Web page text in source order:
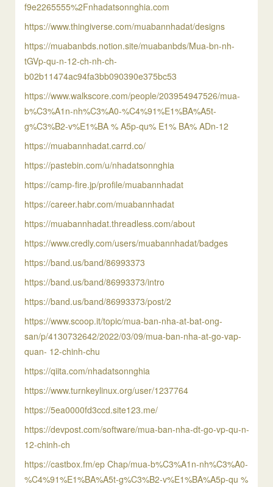
f9e2265555%2Fnhadatsonnghia.com
https://www.thingiverse.com/muabannhadat/designs
https://muabanbds.notion.site/muabanbds/Mua-bn-nh-
tGVp-qu-n-12-ch-nh-ch-
b02b11474ac94fa3bb090390e375bc53
https://www.walkscore.com/people/203954947526/mua-
b%C3%A1n-nh%C3%A0-%C4%91%E1%BA%A5t-
g%C3%B2-v%E1%BA % A5p-qu% E1% BA% ADn-12
https://muabannhadat.carrd.co/
https://pastebin.com/u/nhadatsonnghia
https://camp-fire.jp/profile/muabannhadat
https://career.habr.com/muabannhadat
https://muabannhadat.threadless.com/about
https://www.credly.com/users/muabannhadat/badges
https://band.us/band/86993373
https://band.us/band/86993373/intro
https://band.us/band/86993373/post/2
https://www.scoop.it/topic/mua-ban-nha-at-bat-ong-
san/p/4130732642/2022/03/09/mua-ban-nha-at-go-vap-
quan- 12-chinh-chu
https://qiita.com/nhadatsonnghia
https://www.turnkeylinux.org/user/1237764
https://5ea0000fd3ccd.site123.me/
https://devpost.com/software/mua-ban-nha-dt-go-vp-qu-n-
12-chinh-ch
https://castbox.fm/ep Chap/mua-b%C3%A1n-nh%C3%A0-
%C4%91%E1%BA%A5t-g%C3%B2-v%E1%BA%A5p-qu %